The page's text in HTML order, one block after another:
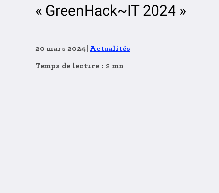
« GreenHack~IT 2024 »
20 mars 2024 Actualités
Temps de lecture : 2 mn